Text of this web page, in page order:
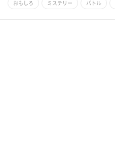
おもしろ ミステリー バトル